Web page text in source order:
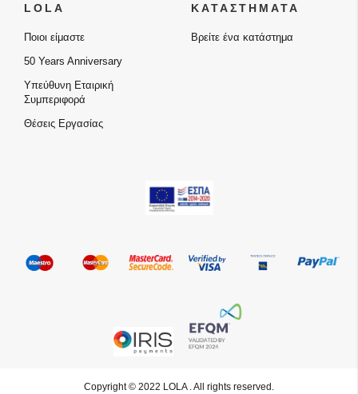
LOLA
Ποιοι είμαστε
50 Years Anniversary
Υπεύθυνη Εταιρική
Συμπεριφορά
Θέσεις Εργασίας
ΚΑΤΑΣΤΗΜΑΤΑ
Βρείτε ένα κατάστημα
Copyright © 2022 LOLA . All rights reserved.